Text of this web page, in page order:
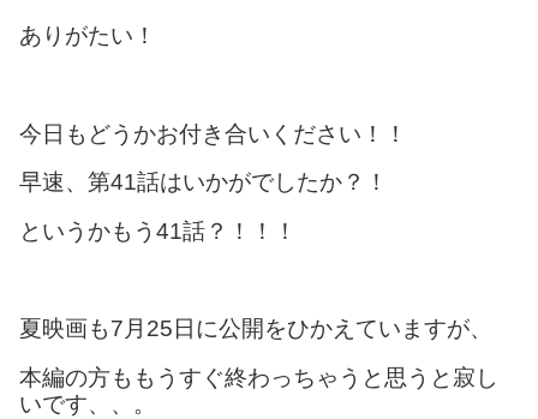
ありがたい！
今日もどうかお付き合いください！！
早速、第41話はいかがでしたか？！
というかもう41話？！！！
夏映画も7月25日に公開をひかえていますが、
本編の方ももうすぐ終わっちゃうと思うと寂し
いです、、。